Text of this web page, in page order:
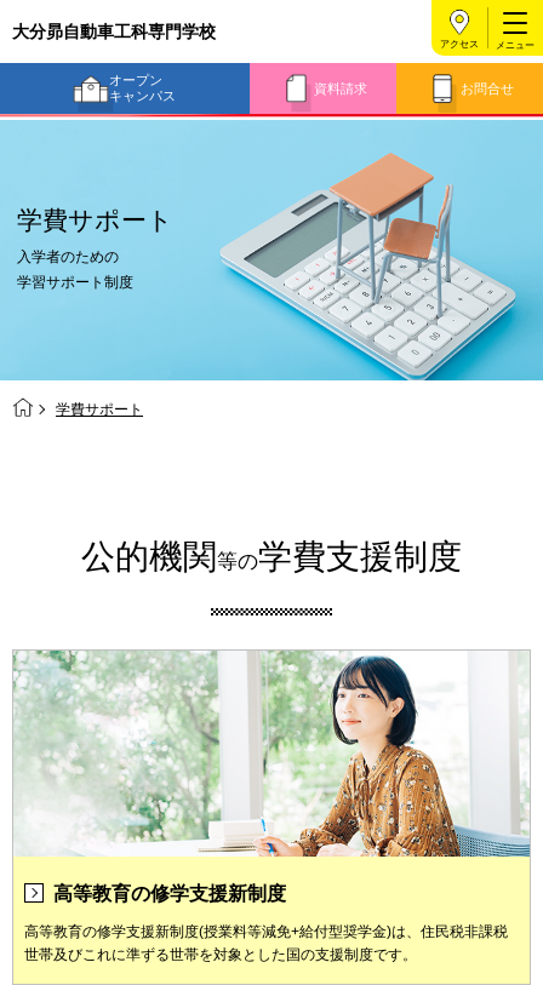
大分昴自動車工科専門学校
オープン
キャンパス
資料請求 お問合せ
アクセス
学費サポート
入学者のための
学習サポート制度
学費サポート
公的機関等の学費支援制度
高等教育の修学支援新制度
高等教育の修学支援新制度(授業料等減免+給付型奨学金)は、住民税非課税
世帯及びこれに準ずる世帯を対象とした国の支援制度です。